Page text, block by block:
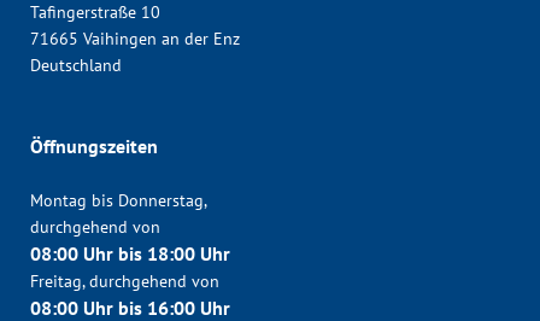
Tafingerstraße 10
71665 Vaihingen an der Enz
Deutschland
Öffnungszeiten
Montag bis Donnerstag,
durchgehend von
08:00 Uhr bis 18:00 Uhr
Freitag, durchgehend von
08:00 Uhr bis 16:00 Uhr